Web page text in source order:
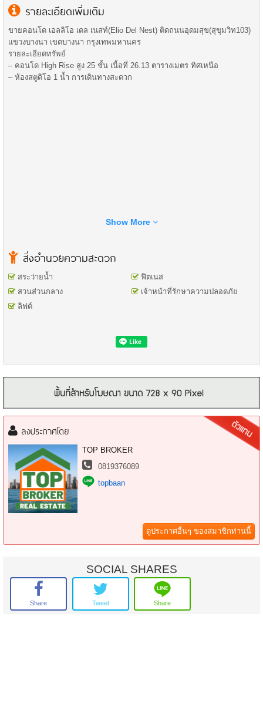
รายละเอียดเพิ่มเติม
ขายคอนโด เอลลิโอ เดล เนสท์(Elio Del Nest) ติดถนนอุดมสุข(สุขุมวิท103)
แขวงบางนา เขตบางนา กรุงเทพมหานคร
รายละเอียดทรัพย์
– คอนโด High Rise สูง 25 ชั้น เนื้อที่ 26.13 ตารางเมตร ทิศเหนือ
– ห้องสตูดิโอ 1 น้ำ การเดินทางสะดวก
– ให้เช่าเดือนละ 13,000 บาท ผลตอบแทน(Rental Yield) 5.80%
– รร.นานาชาติกลอรี่สิงคโปร์, รร.นานาชาติเบิร์คลีย์
– วิทยาลัยพณิชยการบางนา
– รพ.ไทยนครินทร์, รพ.กล้วยน้ำไท 2, รพ.รวมใจรักษ์
การเดินทาง
– ตั้งบน ถ.สุขุมวิท 103
– เชื่อมต่อ ถ.บางนา-ตราด, ถ.ศรีนครินทร์, ถ.สรรพาวุธ
– ใกล้ทางด่วนศรีรัช, เฉลิมมหานคร, บูรพาวิถี, ฉลองรัช
สอบถามข้อมูลเพิ่มเติมหรือนัดชมสถานที่ติดต่อ
คุณสุกัญญา(เตี้ย) โทร : 081-937-6089 ไลน์ไอดี : 0819376089
ติดตามทรัพย์อัปเดทใหม่ของ Topbroker Topbaan ได้ที่ www.topbaan.com
Show More
สิ่งอำนวยความสะดวก
สระว่ายน้ำ
ฟิตเนส
สวนส่วนกลาง
เจ้าหน้าที่รักษาความปลอดภัย
ลิฟต์
ลงประกาศโดย
TOP BROKER
0819376089
topbaan
ดูประกาศอื่นๆ ของสมาชิกท่านนี้
SOCIAL SHARES
Share Tweet Share